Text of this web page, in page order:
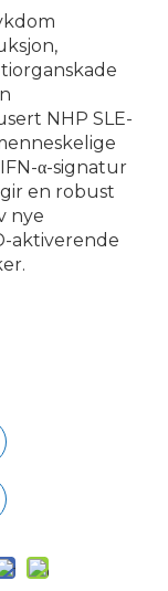
NHP SLE-
α-signatur
en robust
nye
aktiverende